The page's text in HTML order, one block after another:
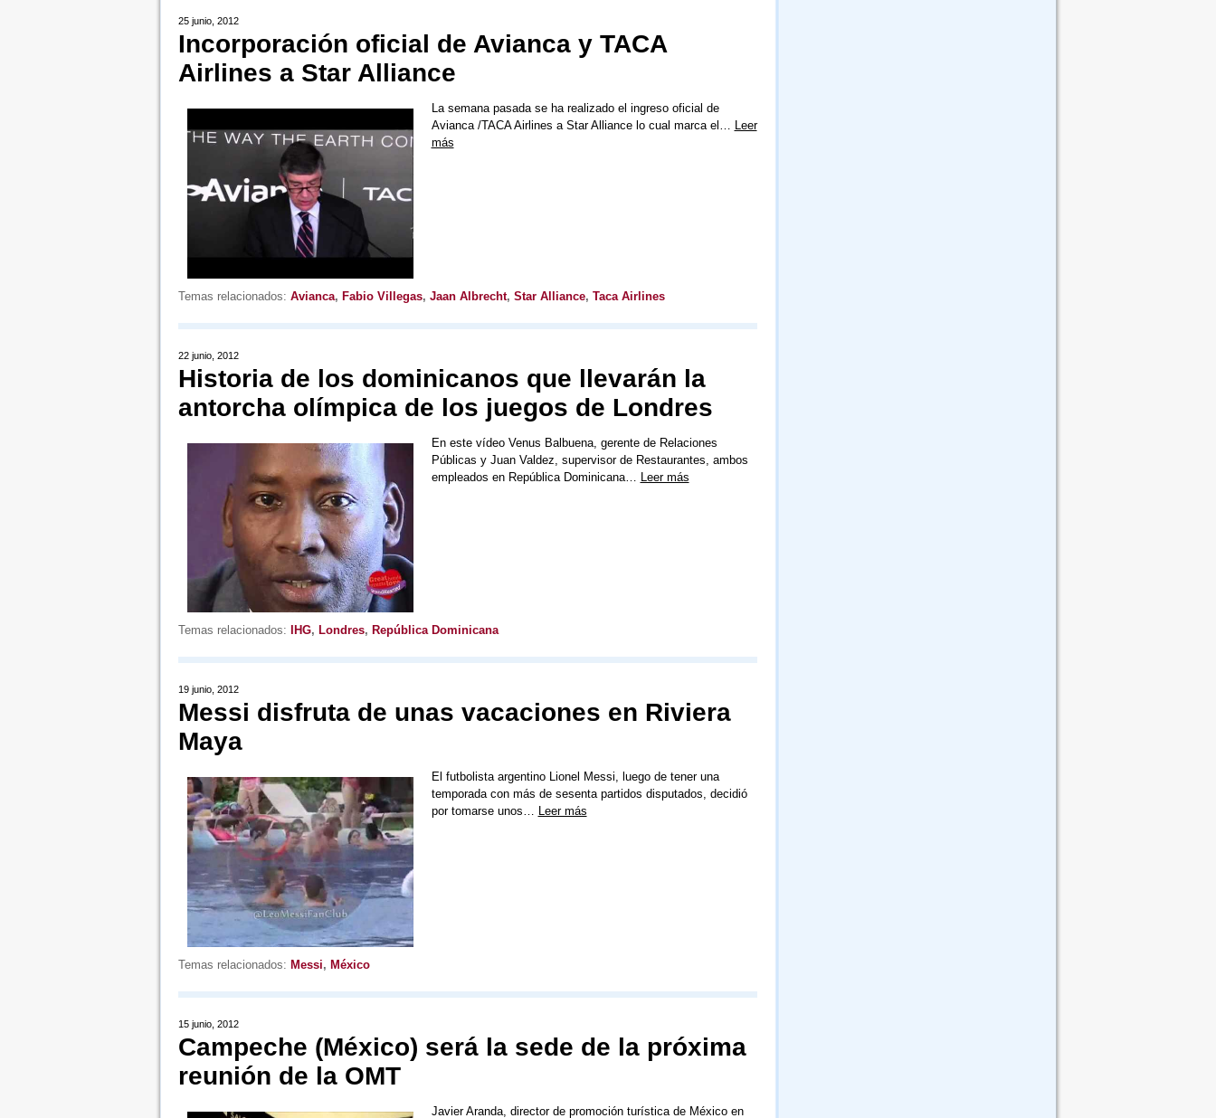
25 junio, 2012
Incorporación oficial de Avianca y TACA
Airlines a Star Alliance
La semana pasada se ha realizado el ingreso oficial de
Avianca /TACA Airlines a Star Alliance lo cual marca el… Leer
más
Temas relacionados: Avianca, Fabio Villegas, Jaan Albrecht, Star Alliance, Taca Airlines
22 junio, 2012
Historia de los dominicanos que llevarán la
antorcha olímpica de los juegos de Londres
En este vídeo Venus Balbuena, gerente de Relaciones
Públicas y Juan Valdez, supervisor de Restaurantes, ambos
empleados en República Dominicana… Leer más
Temas relacionados: IHG, Londres, República Dominicana
19 junio, 2012
Messi disfruta de unas vacaciones en Riviera
Maya
El futbolista argentino Lionel Messi, luego de tener una
temporada con más de sesenta partidos disputados, decidió
por tomarse unos… Leer más
Temas relacionados: Messi, México
15 junio, 2012
Campeche (México) será la sede de la próxima
reunión de la OMT
Javier Aranda, director de promoción turística de México en